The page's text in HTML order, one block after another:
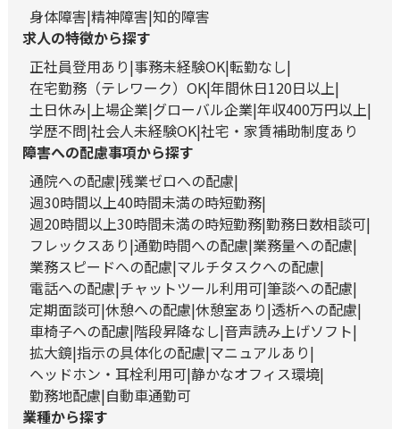
身体障害 精神障害 知的障害
求人の特徴から探す
正社員登用あり 事務未経験OK 転勤なし
在宅勤務（テレワーク）OK 年間休日120日以上
土日休み 上場企業 グローバル企業 年収400万円以上
学歴不問 社会人未経験OK 社宅・家賃補助制度あり
障害への配慮事項から探す
通院への配慮 残業ゼロへの配慮
週30時間以上40時間未満の時短勤務
週20時間以上30時間未満の時短勤務 勤務日数相談可
フレックスあり 通勤時間への配慮 業務量への配慮
業務スピードへの配慮 マルチタスクへの配慮
電話への配慮 チャットツール利用可 筆談への配慮
定期面談可 休憩への配慮 休憩室あり 透析への配慮
車椅子への配慮 階段昇降なし 音声読み上げソフト
拡大鏡 指示の具体化の配慮 マニュアルあり
ヘッドホン・耳栓利用可 静かなオフィス環境
勤務地配慮 自動車通勤可
業種から探す